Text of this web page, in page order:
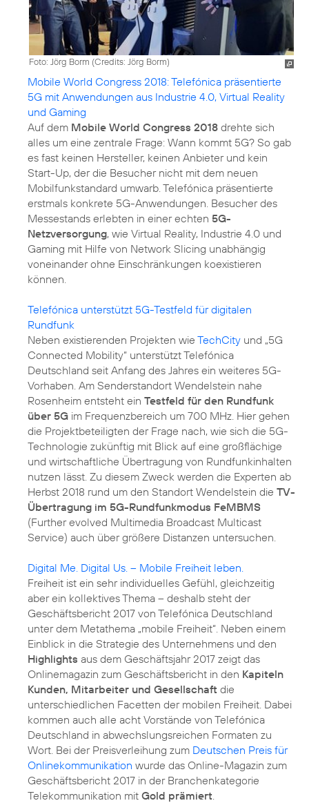
Foto: Jörg Borm (Credits: Jörg Borm)
Mobile World Congress 2018: Telefónica präsentierte
5G mit Anwendungen aus Industrie 4.0, Virtual Reality
und Gaming
Auf dem Mobile World Congress 2018 drehte sich
alles um eine zentrale Frage: Wann kommt 5G? So gab
es fast keinen Hersteller, keinen Anbieter und kein
Start-Up, der die Besucher nicht mit dem neuen
Mobilfunkstandard umwarb. Telefónica präsentierte
erstmals konkrete 5G-Anwendungen. Besucher des
Messestands erlebten in einer echten 5G-
Netzversorgung, wie Virtual Reality, Industrie 4.0 und
Gaming mit Hilfe von Network Slicing unabhängig
voneinander ohne Einschränkungen koexistieren
können.
Telefónica unterstützt 5G-Testfeld für digitalen
Rundfunk
Neben existierenden Projekten wie TechCity und „5G
Connected Mobility“ unterstützt Telefónica
Deutschland seit Anfang des Jahres ein weiteres 5G-
Vorhaben. Am Senderstandort Wendelstein nahe
Rosenheim entsteht ein Testfeld für den Rundfunk
über 5G im Frequenzbereich um 700 MHz. Hier gehen
die Projektbeteiligten der Frage nach, wie sich die 5G-
Technologie zukünftig mit Blick auf eine großflächige
und wirtschaftliche Übertragung von Rundfunkinhalten
nutzen lässt. Zu diesem Zweck werden die Experten ab
Herbst 2018 rund um den Standort Wendelstein die TV-
Übertragung im 5G-Rundfunkmodus FeMBMS
(Further evolved Multimedia Broadcast Multicast
Service) auch über größere Distanzen untersuchen.
Digital Me. Digital Us. – Mobile Freiheit leben.
Freiheit ist ein sehr individuelles Gefühl, gleichzeitig
aber ein kollektives Thema – deshalb steht der
Geschäftsbericht 2017 von Telefónica Deutschland
unter dem Metathema „mobile Freiheit“. Neben einem
Einblick in die Strategie des Unternehmens und den
Highlights aus dem Geschäftsjahr 2017 zeigt das
Onlinemagazin zum Geschäftsbericht in den Kapiteln
Kunden, Mitarbeiter und Gesellschaft die
unterschiedlichen Facetten der mobilen Freiheit. Dabei
kommen auch alle acht Vorstände von Telefónica
Deutschland in abwechslungsreichen Formaten zu
Wort. Bei der Preisverleihung zum Deutschen Preis für
Onlinekommunikation wurde das Online-Magazin zum
Geschäftsbericht 2017 in der Branchenkategorie
Telekommunikation mit Gold prämiert